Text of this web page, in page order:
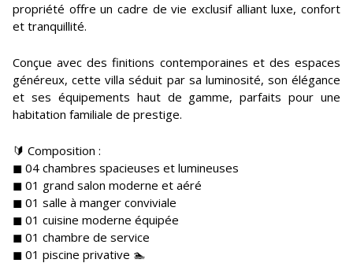
propriété offre un cadre de vie exclusif alliant luxe, confort
et tranquillité.
Conçue avec des finitions contemporaines et des espaces
généreux, cette villa séduit par sa luminosité, son élégance
et ses équipements haut de gamme, parfaits pour une
habitation familiale de prestige.
🔰 Composition :
◼ 04 chambres spacieuses et lumineuses
◼ 01 grand salon moderne et aéré
◼ 01 salle à manger conviviale
◼ 01 cuisine moderne équipée
◼ 01 chambre de service
◼ 01 piscine privative 🏊